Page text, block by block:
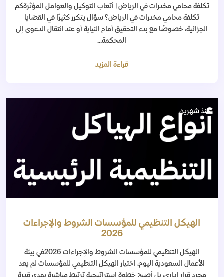
تكلفة محامي مخدرات في الرياض | أتعاب التوكيل والعوامل المؤثرةكم
تكلفة محامي مخدرات في الرياض؟ سؤال يتكرر كثيرًا في القضايا
الجزائية، خصوصًا مع بدء التحقيق أمام النيابة أو عند انتقال الدعوى إلى
المحكمة...
قراءة المزيد
منذ شهرين
الهيكل التنظيمي للمؤسسات الشروط والإجراءات
2026
الهيكل التنظيمي للمؤسسات الشروط والإجراءات 2026في بيئة
الأعمال السعودية اليوم، اختيار الهيكل التنظيمي للمؤسسات لم يعد
مجرد قرار إداري، بل أصبح خطوة استراتيجية ترتبط مباشرة بمدى قدرة